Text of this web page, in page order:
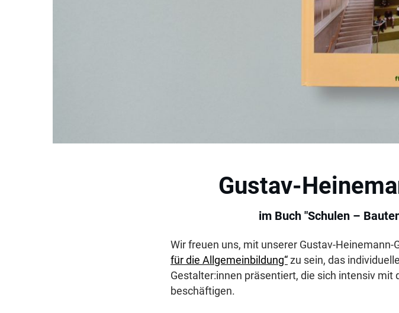
Gustav-
im Buch "Schulen –
Wir freuen uns, mit unserer Gustav-Heinemann-
für die Allgemeinbildung“zu sein, das
Gestalter:innen präsentiert, die sich intensiv mit
beschäftigen.